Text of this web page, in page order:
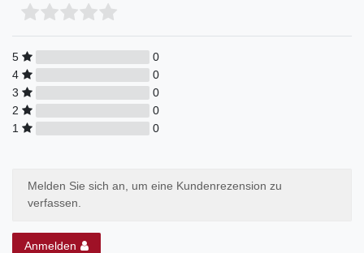
5
0
4
0
3
0
2
0
1
0
Melden Sie sich an, um eine Kundenrezension zu
verfassen.
Anmelden